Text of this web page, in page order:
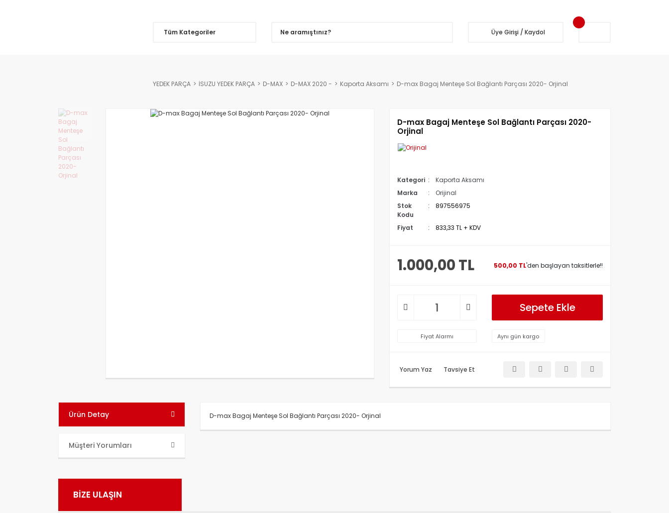
Tüm Kategoriler Üye Girişi / Kaydol
YEDEK PARÇA İSUZU YEDEK PARÇA D-MAX D-MAX 2020 - Kaporta Aksamı D-max Bagaj Menteşe Sol Bağlantı Parçası 2020- Orjinal
D-max Bagaj Menteşe Sol Bağlantı Parçası 2020-
Orjinal
Kategori
Kaporta Aksamı
Marka
Orijinal
Stok
Kodu
897556975
Fiyat 833,33 TL + KDV
1.000,00 TL 500,00 TL'den başlayan taksitlerle!!
Sepete Ekle
Fiyat Alarmı Aynı gün kargo
Yorum Yaz Tavsiye Et
Ürün Detay
Müşteri Yorumları
D-max Bagaj Menteşe Sol Bağlantı Parçası 2020- Orjinal
BİZE ULAŞIN